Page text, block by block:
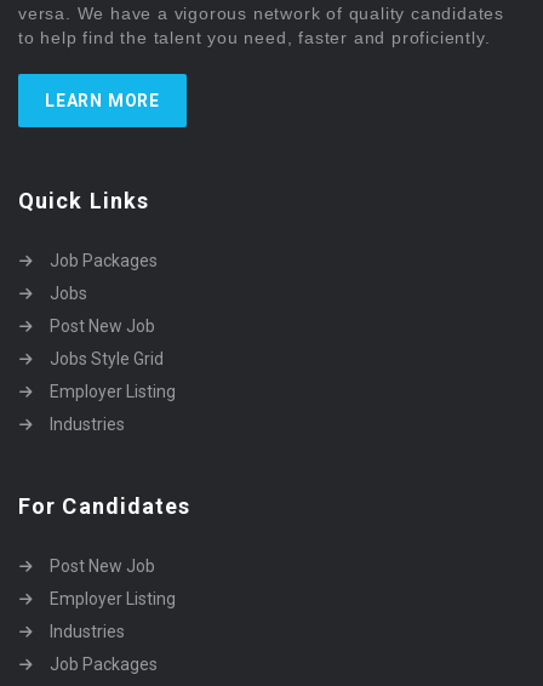
versa. We have a vigorous network of quality candidates
to help find the talent you need, faster and proficiently.
LEARN MORE
Quick Links
Job Packages
Jobs
Post New Job
Jobs Style Grid
Employer Listing
Industries
For Candidates
Post New Job
Employer Listing
Industries
Job Packages